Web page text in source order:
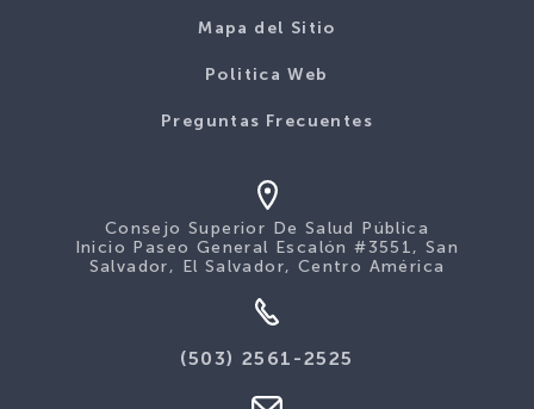
Mapa del Sitio
Politica Web
Preguntas Frecuentes
Consejo Superior De Salud Pública
Inicio Paseo General Escalón #3551, San
Salvador, El Salvador, Centro América
(503) 2561-2525